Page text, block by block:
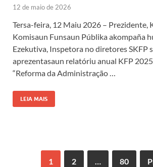
12 de maio de 2026
Tersa-feira, 12 Maiu 2026 – Prezidente,
Komisaun Funsaun Públika akompaña
Ezekutiva, Inspetora no diretores SKFP
aprezentasaun relatóriu anual KFP
“Reforma da Administração …
LEIA MAIS
1 2 … 80